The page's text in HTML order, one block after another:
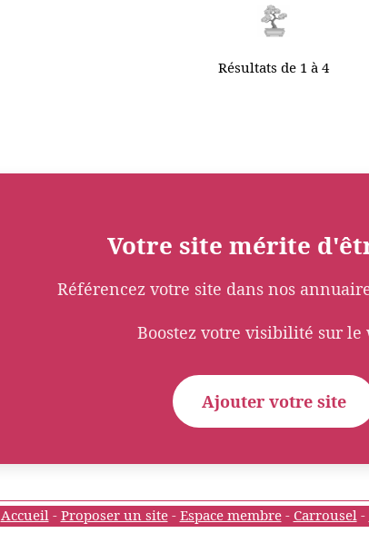
Résultats de 1 à 4
Votre site mérite
Référencez votre site dans nos
Boostez votre visibilité sur le
Ajouter votre site
Accueil- Proposer un site- Espace membre- Carrousel-